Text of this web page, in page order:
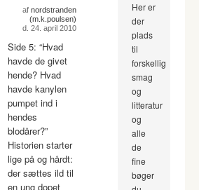
af nordstranden
(m.k.poulsen)
d. 24. april 2010
Side 5: “Hvad
havde de givet
hende? Hvad
havde kanylen
pumpet ind i
hendes
blodårer?”
Historien starter
lige på og hårdt:
der sættes ild til
en ung dopet
Her er
der
plads
til
forskellig
smag
og
litteratur
og
alle
de
fine
bøger